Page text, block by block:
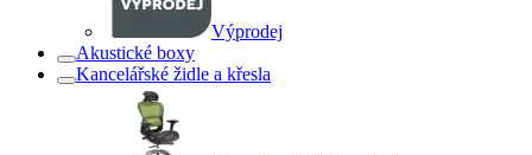
Výprodej
Akustické boxy
Kancelářské židle a křesla